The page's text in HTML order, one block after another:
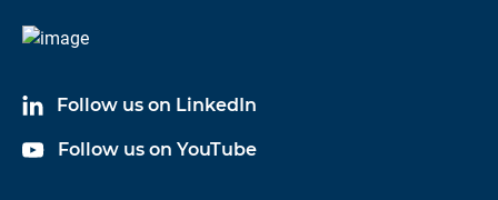
Follow us on LinkedIn
Follow us on YouTube